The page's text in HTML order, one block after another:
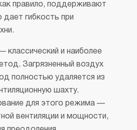
правило, поддерживают
гибкость при
и наиболее
Загрязненный воздух
полностью удаляется из
шахту.
для этого режима —
вентиляции и мощности,